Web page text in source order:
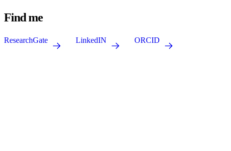
Find me
ResearchGate LinkedIN ORCID